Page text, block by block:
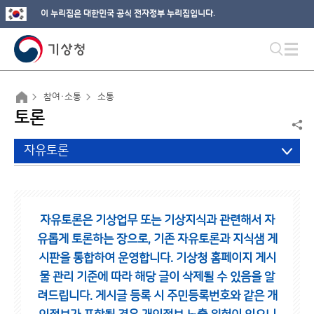
이 누리집은 대한민국 공식 전자정부 누리집입니다.
참여·소통 소통
토론
자유토론
자유토론은 기상업무 또는 기상지식과 관련해서 자
유롭게 토론하는 장으로, 기존 자유토론과 지식샘 게
시판을 통합하여 운영합니다. 기상청 홈페이지 게시
물 관리 기준에 따라 해당 글이 삭제될 수 있음을 알
려드립니다. 게시글 등록 시 주민등록번호와 같은 개